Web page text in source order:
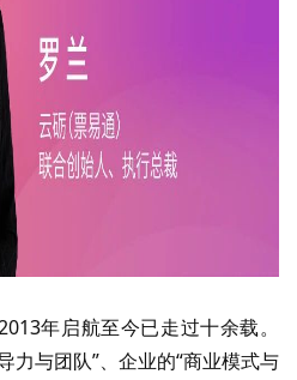
年启航至今已走过十余载。
力与团队”、企业的“商业模式与